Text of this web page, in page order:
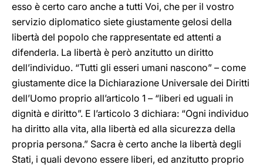
esso è certo caro anche a tutti Voi, che per il vostro
servizio diplomatico siete giustamente gelosi della
libertà del popolo che rappresentate ed attenti a
difenderla. La libertà è però anzitutto un diritto
dell’individuo. “Tutti gli esseri umani nascono” – come
giustamente dice la Dichiarazione Universale dei Diritti
dell’Uomo proprio all’articolo 1 – “liberi ed uguali in
dignità e diritto”. E l’articolo 3 dichiara: “Ogni individuo
ha diritto alla vita, alla libertà ed alla sicurezza della
propria persona.” Sacra è certo anche la libertà degli
Stati, i quali devono essere liberi, ed anzitutto proprio